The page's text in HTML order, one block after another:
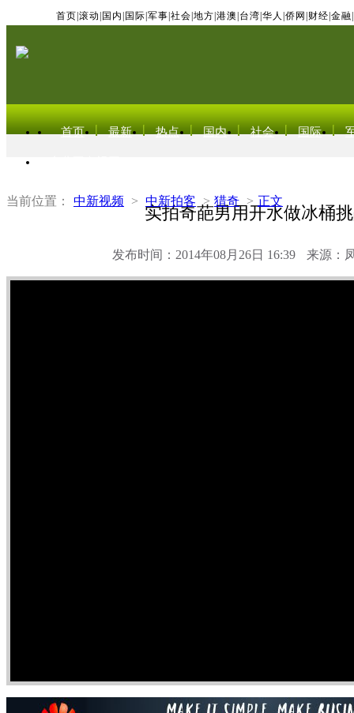
首页 滚动 国内 国际 军事 社会 地方 港澳 台湾 华人 侨网 财经 金融
首页 最新 热点 国内 社会 国际
当前位置： 中新视频 > 中新拍客 > 猎奇 > 正文
实拍奇葩男用开水做冰桶
发布时间：2014年08月26日 16:39 来源：